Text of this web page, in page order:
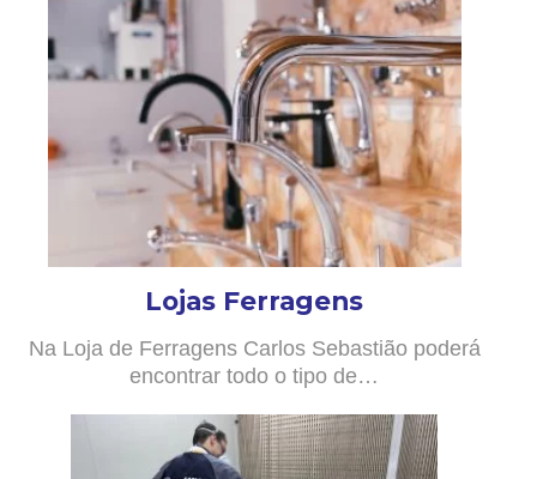
Lojas Ferragens
Na Loja de Ferragens Carlos Sebastião poderá
encontrar todo o tipo de…